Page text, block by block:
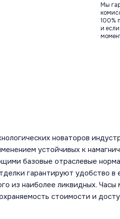
Мы
100%
и
новаторов
устойчивых к
базовые отраслевые
гарантируют удобство в
из наиболее ликвидных. Часы
стоимости и